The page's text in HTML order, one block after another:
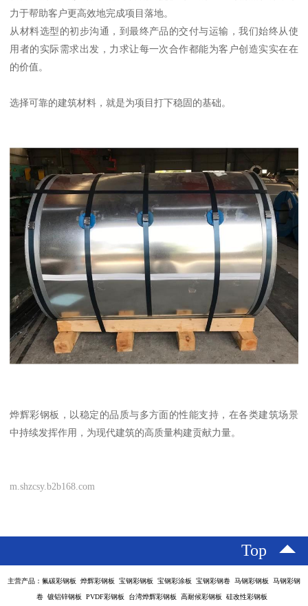
力于帮助客户更高效地完成项目落地。
从材料选型的初步沟通，到最终产品的交付与运输，我们始终从使
用者的实际需求出发，力求让每一次合作都能为客户创造实实在在
的价值。
选择可靠的建筑材料，就是为项目打下稳固的基础。
烨辉彩钢板，以稳定的品质与多方面的性能支持，在各类建筑场景
中持续发挥作用，为现代建筑的高质量构建贡献力量。
m.shzcsy.b2b168.com
Top
主营产品：氟碳彩钢板 烨辉彩钢板 宝钢彩钢板 宝钢彩涂板 宝钢彩钢卷 马钢彩钢板 马钢彩钢
卷 镀铝锌钢板 PVDF彩钢板 台湾烨辉彩钢板 高耐候彩钢板 硅改性彩钢板